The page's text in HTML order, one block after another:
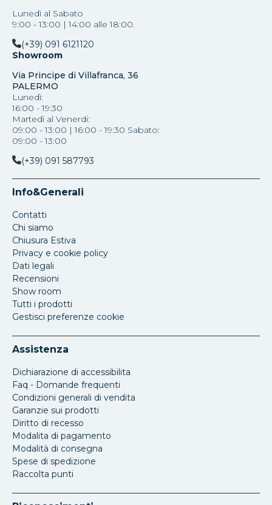
Lunedì al Sabato
9:00 - 13:00 | 14:00 alle 18:00.
(+39) 091 6121120
Showroom
Via Principe di Villafranca, 36
PALERMO
Lunedì:
16:00 - 19:30
Martedì al Venerdi:
09:00 - 13:00 | 16:00 - 19:30 Sabato:
09:00 - 13:00
(+39) 091 587793
Info&Generali
Contatti
Chi siamo
Chiusura Estiva
Privacy e cookie policy
Dati legali
Recensioni
Show room
Tutti i prodotti
Gestisci preferenze cookie
Assistenza
Dichiarazione di accessibilita
Faq - Domande frequenti
Condizioni generali di vendita
Garanzie sui prodotti
Diritto di recesso
Modalita di pagamento
Modalità di consegna
Spese di spedizione
Raccolta punti